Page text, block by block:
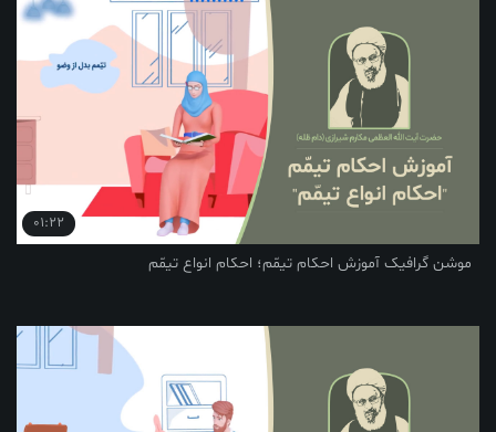
01:22
آموزش احکام تیمّم؛ احکام انواع تیمّم